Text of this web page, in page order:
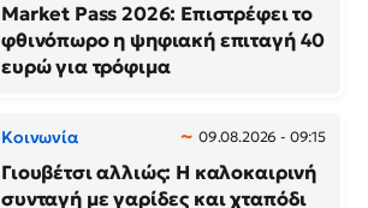
Market Pass 2026: Επιστρέφει το
φθινόπωρο η ψηφιακή επιταγή 40
ευρώ για τρόφιμα
Κοινωνία 09.08.2026 - 09:15
Γιουβέτσι αλλιώς: Η καλοκαιρινή
συνταγή με γαρίδες και χταπόδι